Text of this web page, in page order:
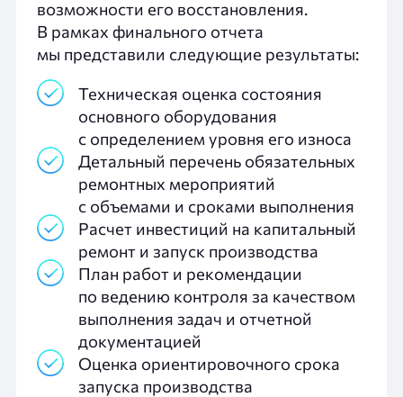
возможности его восстановления.
В рамках финального отчета
мы представили следующие результаты:
Техническая оценка состояния
основного оборудования
с определением уровня его износа
Детальный перечень обязательных
ремонтных мероприятий
с объемами и сроками выполнения
Расчет инвестиций на капитальный
ремонт и запуск производства
План работ и рекомендации
по ведению контроля за качеством
выполнения задач и отчетной
документацией
Оценка ориентировочного срока
запуска производства